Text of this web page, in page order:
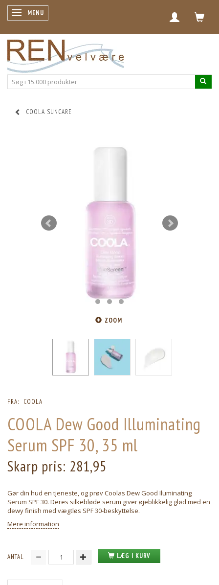
SKIFTE NAVIGATION
MENU
COOLA SUNCARE
ZOOM
FRA: COOLA
COOLA Dew Good Illuminating
Serum SPF 30, 35 ml
Skarp pris: 281,95
Gør din hud en tjeneste, og prøv Coolas Dew Good Iluminating
Serum SPF 30. Deres silkebløde serum giver øjeblikkelig glød med en
dewy finish med vægtløs SPF 30-beskyttelse.
Mere information
ANTAL LÆG I KURV